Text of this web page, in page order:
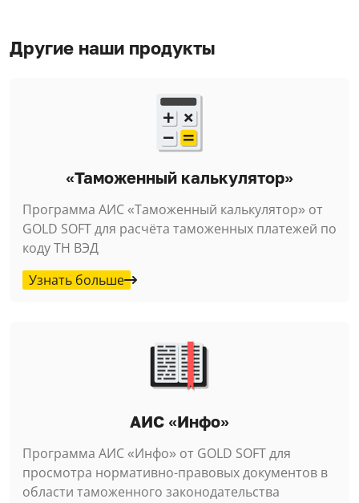
Другие наши продукты
«Таможенный калькулятор»
Программа АИС «Таможенный калькулятор» от
GOLD SOFT для расчёта таможенных платежей по
коду ТН ВЭД
Узнать больше
АИС «Инфо»
Программа АИС «Инфо» от GOLD SOFT для
просмотра нормативно-правовых документов в
области таможенного законодательства